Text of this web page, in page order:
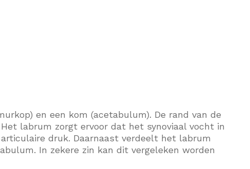
en een kom (acetabulum). De rand van de
labrum zorgt ervoor dat het synoviaal vocht in
druk. Daarnaast verdeelt het labrum
In zekere zin kan dit vergeleken worden